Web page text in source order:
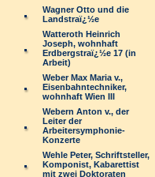
Wagner Otto und die
Landstraï¿½e
Watteroth Heinrich
Joseph, wohnhaft
Erdbergstraï¿½e 17 (in
Arbeit)
Weber Max Maria v.,
Eisenbahntechniker,
wohnhaft Wien III
Webern Anton v., der
Leiter der
Arbeitersymphonie-
Konzerte
Wehle Peter, Schriftsteller,
Komponist, Kabarettist
mit zwei Doktoraten